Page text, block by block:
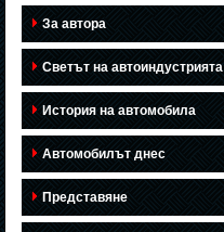
За автора
Светът на автоиндустрията
История на автомобила
Автомобилът днес
Представяне